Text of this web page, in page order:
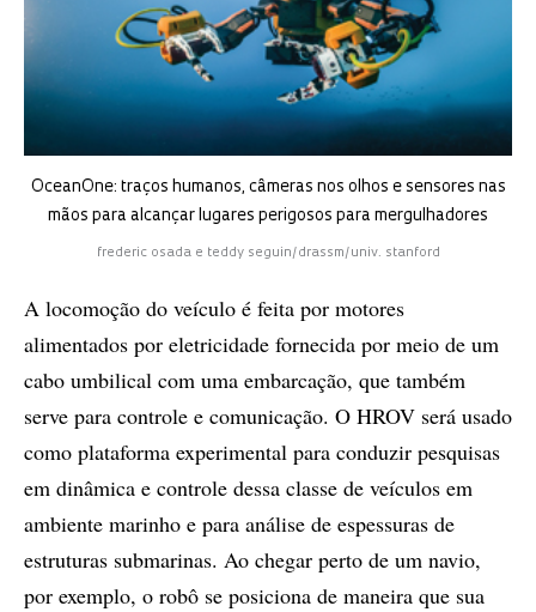
OceanOne: traços humanos, câmeras nos olhos e sensores nas
mãos para alcançar lugares perigosos para mergulhadores
frederic osada e teddy seguin/drassm/univ. stanford
A locomoção do veículo é feita por motores
alimentados por eletricidade fornecida por meio de um
cabo umbilical com uma embarcação, que também
serve para controle e comunicação. O HROV será usado
como plataforma experimental para conduzir pesquisas
em dinâmica e controle dessa classe de veículos em
ambiente marinho e para análise de espessuras de
estruturas submarinas. Ao chegar perto de um navio,
por exemplo, o robô se posiciona de maneira que sua